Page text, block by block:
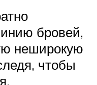
бровей,
неширокую
чтобы